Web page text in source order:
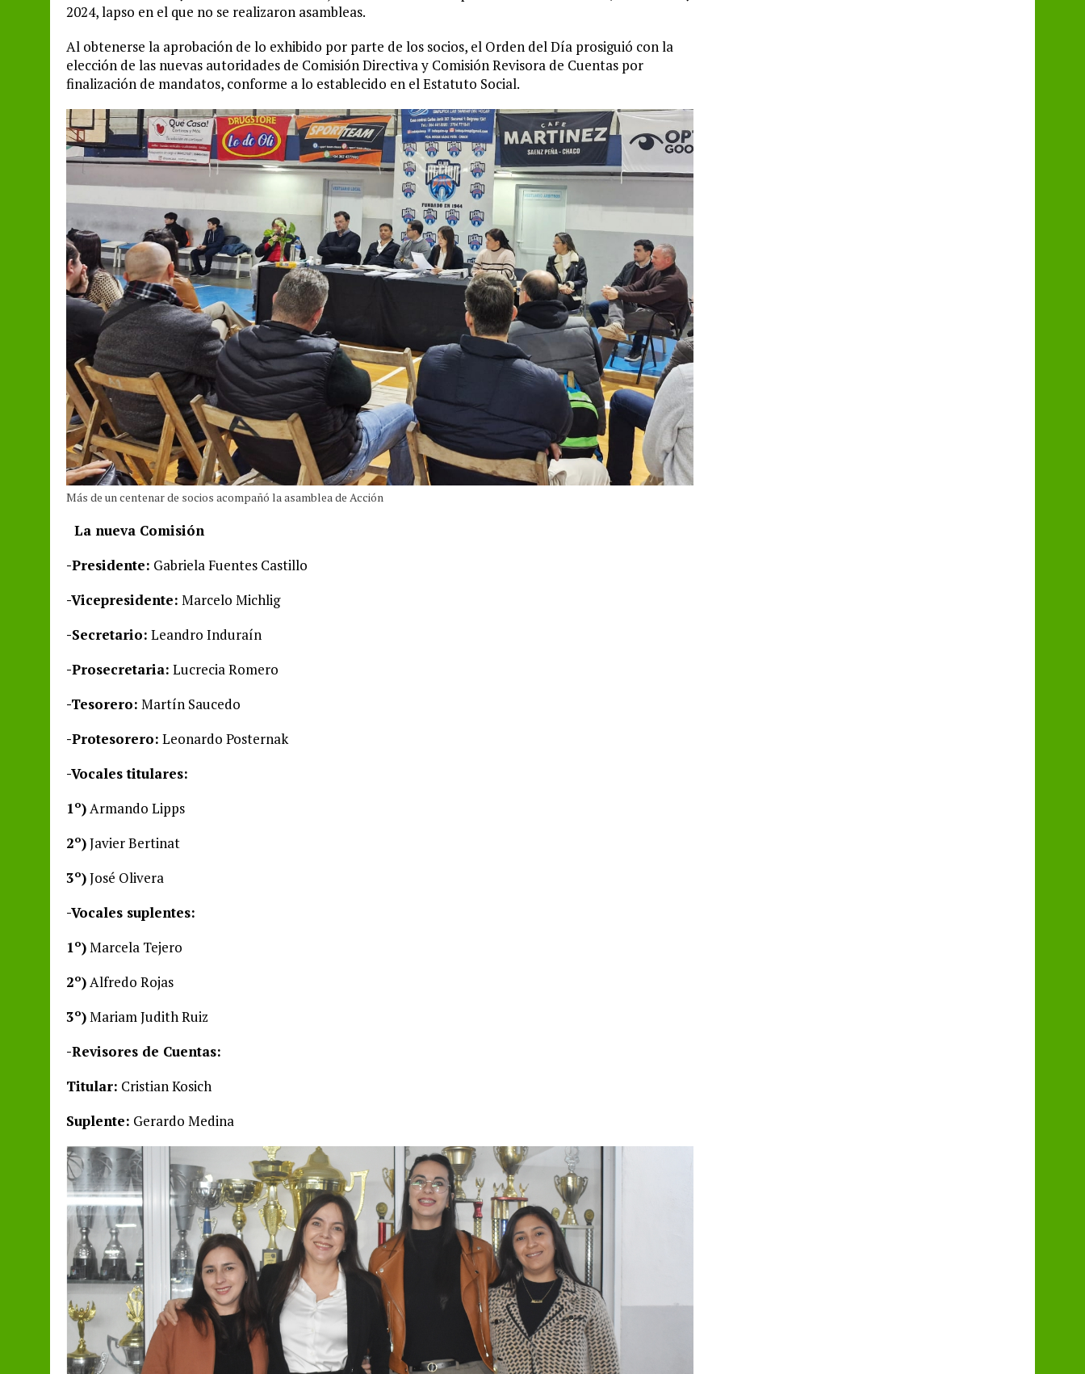
2024, lapso en el que no se realizaron asambleas.
Al obtenerse la aprobación de lo exhibido por parte de los socios, el Orden del Día prosiguió con la
elección de las nuevas autoridades de Comisión Directiva y Comisión Revisora de Cuentas por
finalización de mandatos, conforme a lo establecido en el Estatuto Social.
Más de un centenar de socios acompañó la asamblea de Acción
La nueva Comisión
-Presidente: Gabriela Fuentes Castillo
-Vicepresidente: Marcelo Michlig
-Secretario: Leandro Induraín
-Prosecretaria: Lucrecia Romero
-Tesorero: Martín Saucedo
-Protesorero: Leonardo Posternak
-Vocales titulares:
1º)Armando Lipps
2º)Javier Bertinat
3º)José Olivera
-Vocales suplentes:
1º)Marcela Tejero
2º)Alfredo Rojas
3º)Mariam Judith Ruiz
-Revisores de Cuentas:
Titular: Cristian Kosich
Suplente: Gerardo Medina